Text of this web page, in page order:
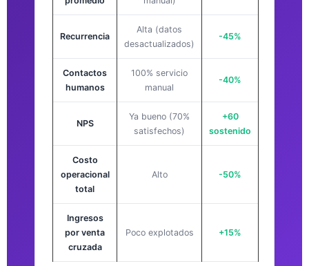
Recurrencia
Alta (datos
desactualizados)
-45%
Contactos
humanos
100% servicio
manual
-40%
NPS
Ya bueno (70%
satisfechos)
+60
sostenido
Costo
operacional
total
Alto -50%
Ingresos
por venta
cruzada
Poco explotados +15%